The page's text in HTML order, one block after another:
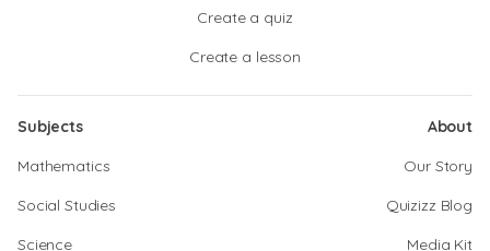
Create a quiz
Create a lesson
Subjects
Mathematics
Social Studies
Science
About
Our Story
Quizizz Blog
Media Kit